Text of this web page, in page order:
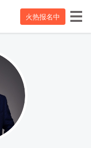
火热报名中